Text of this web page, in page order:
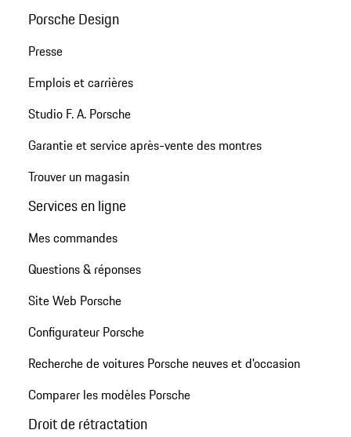
Porsche Design
Presse
Emplois et carrières
Studio F. A. Porsche
Garantie et service après-vente des montres
Trouver un magasin
Services en ligne
Mes commandes
Questions & réponses
Site Web Porsche
Configurateur Porsche
Recherche de voitures Porsche neuves et d'occasion
Comparer les modèles Porsche
Droit de rétractation